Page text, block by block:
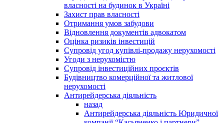
власності на будинок в Україні
Захист прав власності
Отримання умов забудови
Відновлення документів адвокатом
Оцінка ризиків інвестицій
Супровід угод купівлі-продажу нерухомості
Угоди з нерухомістю
Супровід інвестиційних проєктів
Будівництво комерційної та житлової
нерухомості
Антирейдерська діяльність
назад
Антирейдерська діяльність Юридичної